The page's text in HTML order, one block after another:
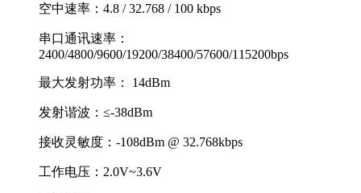
空中速率：4.8 / 32.768 / 100 kbps
串口通讯速率：
2400/4800/9600/19200/38400/57600/115200bps
最大发射功率： 14dBm
发射谐波：≤-38dBm
接收灵敏度：-108dBm @ 32.768kbps
工作电压：2.0V~3.6V